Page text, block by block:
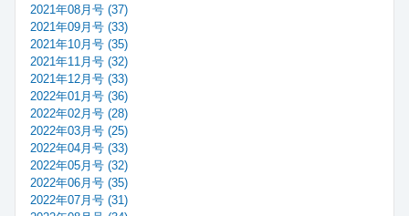
2021年08月号 (37)
2021年09月号 (33)
2021年10月号 (35)
2021年11月号 (32)
2021年12月号 (33)
2022年01月号 (36)
2022年02月号 (28)
2022年03月号 (25)
2022年04月号 (33)
2022年05月号 (32)
2022年06月号 (35)
2022年07月号 (31)